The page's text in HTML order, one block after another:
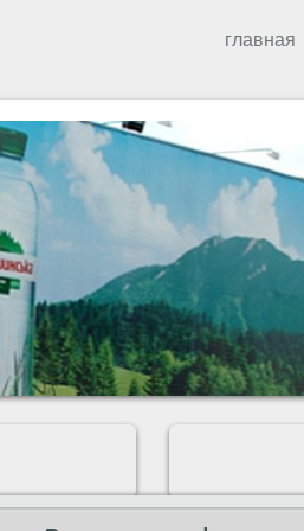
главная